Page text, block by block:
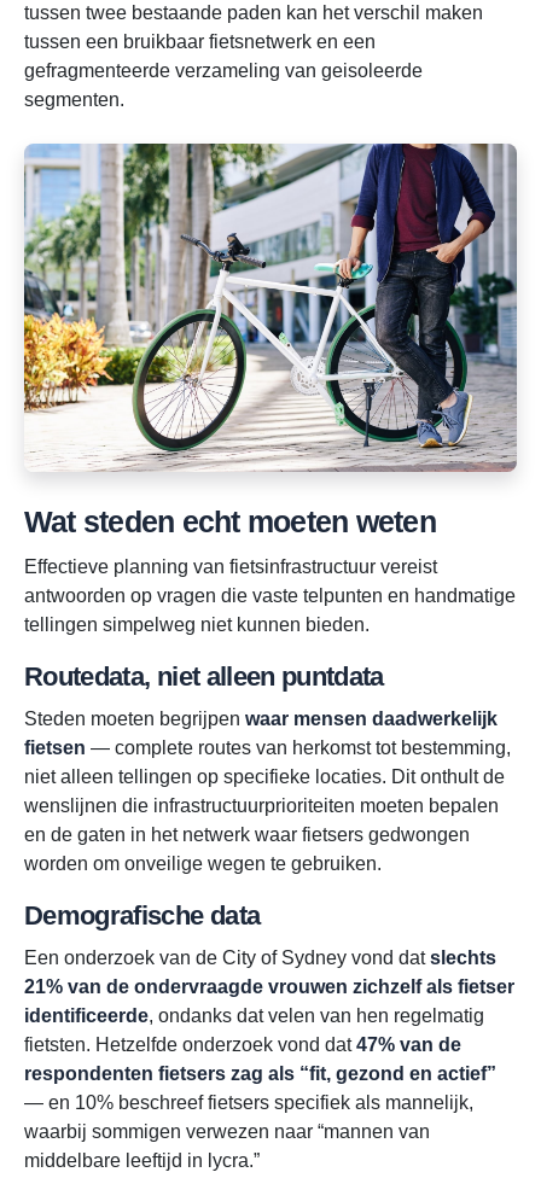
tussen twee bestaande paden kan het verschil maken
tussen een bruikbaar fietsnetwerk en een
gefragmenteerde verzameling van geisoleerde
segmenten.
Wat steden echt moeten weten
Effectieve planning van fietsinfrastructuur vereist
antwoorden op vragen die vaste telpunten en handmatige
tellingen simpelweg niet kunnen bieden.
Routedata, niet alleen puntdata
Steden moeten begrijpen waar mensen daadwerkelijk
fietsen — complete routes van herkomst tot bestemming,
niet alleen tellingen op specifieke locaties. Dit onthult de
wenslijnen die infrastructuurprioriteiten moeten bepalen
en de gaten in het netwerk waar fietsers gedwongen
worden om onveilige wegen te gebruiken.
Demografische data
Een onderzoek van de City of Sydney vond datslechts
21% van de ondervraagde vrouwen zichzelf als fietser
identificeerde, ondanks dat velen van hen regelmatig
fietsten. Hetzelfde onderzoek vond dat47% van de
respondenten fietsers zag als “fit, gezond en actief”
— en 10% beschreef fietsers specifiek als mannelijk,
waarbij sommigen verwezen naar “mannen van
middelbare leeftijd in lycra.”